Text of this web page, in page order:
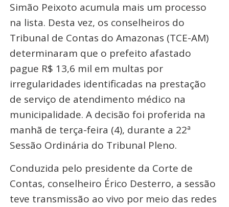
Simão Peixoto acumula mais um processo
na lista. Desta vez, os conselheiros do
Tribunal de Contas do Amazonas (TCE-AM)
determinaram que o prefeito afastado
pague R$ 13,6 mil em multas por
irregularidades identificadas na prestação
de serviço de atendimento médico na
municipalidade. A decisão foi proferida na
manhã de terça-feira (4), durante a 22ª
Sessão Ordinária do Tribunal Pleno.
Conduzida pelo presidente da Corte de
Contas, conselheiro Érico Desterro, a sessão
teve transmissão ao vivo por meio das redes